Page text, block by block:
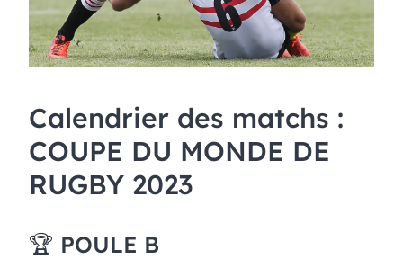
Calendrier des matchs :
COUPE DU MONDE DE
RUGBY 2023
🏆 POULE B